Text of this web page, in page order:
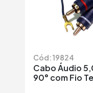
Cód: 19824
Cabo Áudio
90° com Fio